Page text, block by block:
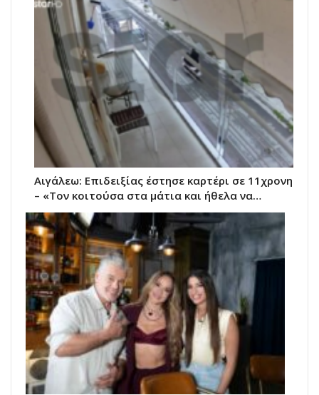
Αιγάλεω: Επιδειξίας έστησε καρτέρι σε 11χρονη
– «Τον κοιτούσα στα μάτια και ήθελα να…